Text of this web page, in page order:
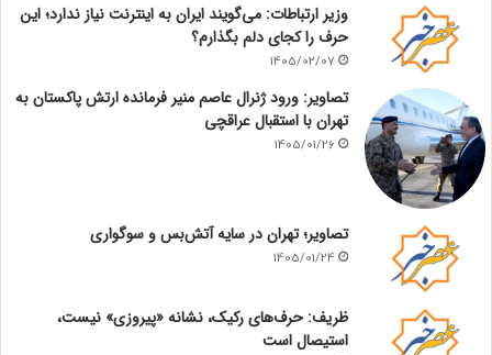
وزیر ارتباطات: می‌گویند ایران به اینترنت نیاز ندارد؛ این
حرف را کجای دلم بگذارم؟
1405/02/07
تصاویر: ورود ژنرال عاصم منیر فرمانده ارتش پاکستان به
تهران با استقبال عراقچی
1405/01/26
تصاویر؛ تهران در سایه آتش‌بس و سوگواری
1405/01/24
ظریف: حرف‌های رکیک، نشانه «پیروزی» نیست،
استیصال است